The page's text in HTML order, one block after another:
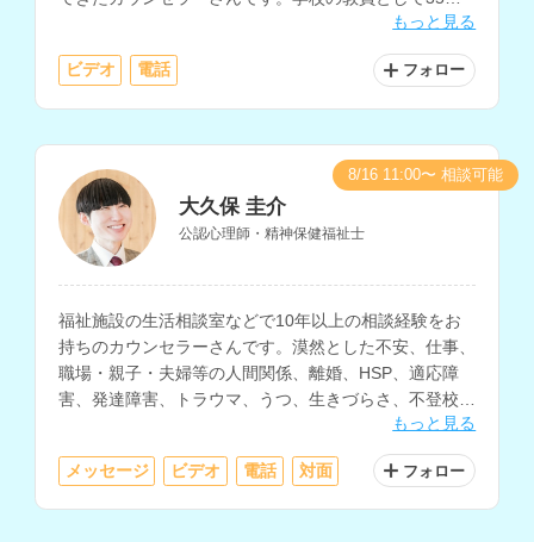
もっと見る
ビデオ 電話 フォロー
大久保 圭介
公認心理師・精神保健福祉士
福祉施設の生活相談室などで10年以上の相談経験をお
持ちのカウンセラーさんです。漠然とした不安、仕事、
職場・親子・夫婦等の人間関係、離婚、HSP、適応障
害、発達障害、トラウマ、うつ、生きづらさ、不登校、
恋愛、性に関する悩みなどに対応されています。もっと見る
メッセージ ビデオ 電話 対面 フォロー
8/16 11:00〜 相談可能